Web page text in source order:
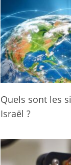
Quels sont les
Israël ?